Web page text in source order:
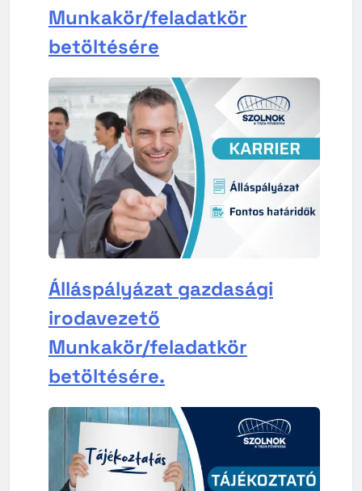
Munkakör/feladatkör
betöltésére
Álláspályázat gazdasági
irodavezető
Munkakör/feladatkör
betöltésére.